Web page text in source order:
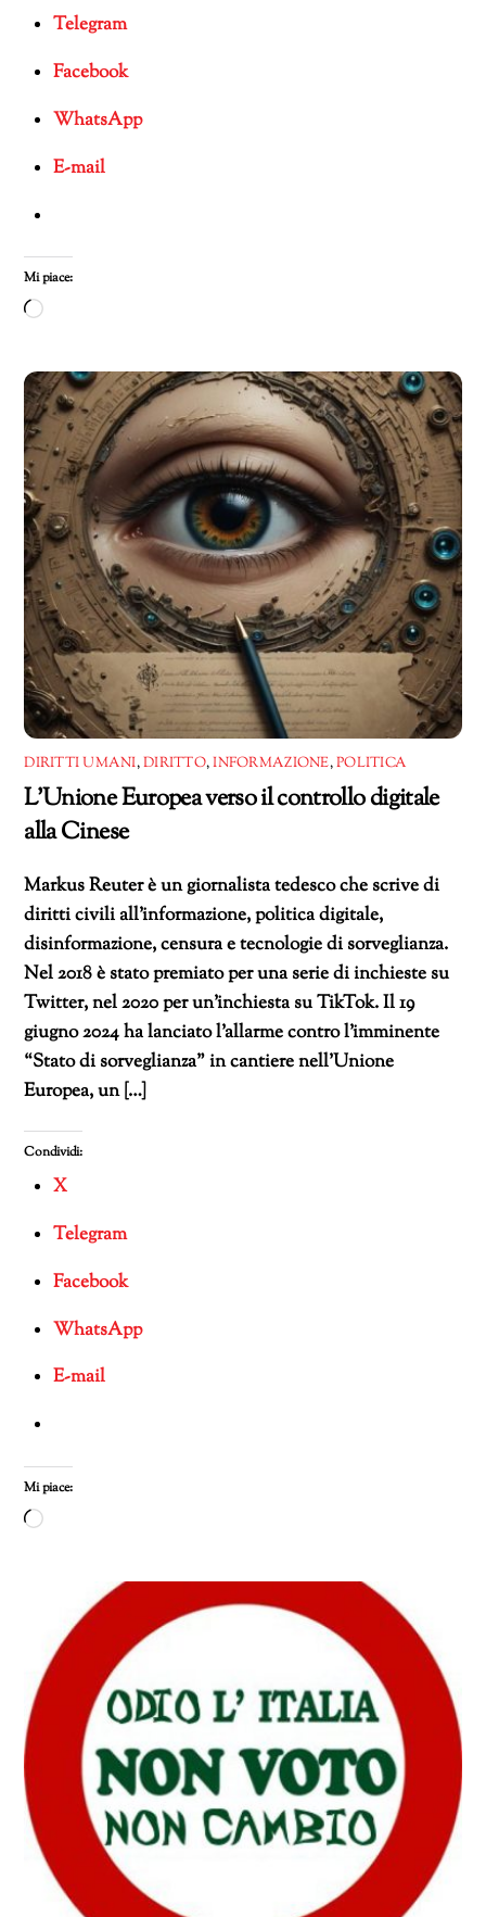
Telegram
Facebook
WhatsApp
E-mail
Mi piace:
Caricamento
corso…
DIRITTI UMANI,DIRITTO,INFORMAZIONE,POLITICA
L’Unione Europea verso il controllo digitale
alla Cinese
Markus Reuter è un giornalista tedesco che scrive di
diritti civili all’informazione, politica digitale,
disinformazione, censura e tecnologie di sorveglianza.
Nel 2018 è stato premiato per una serie di inchieste su
Twitter, nel 2020 per un’inchiesta su TikTok. Il 19
giugno 2024 ha lanciato l’allarme contro l’imminente
“Stato di sorveglianza” in cantiere nell’Unione
Europea, un […]
Condividi:
X
Telegram
Facebook
WhatsApp
E-mail
Mi piace:
Caricamento